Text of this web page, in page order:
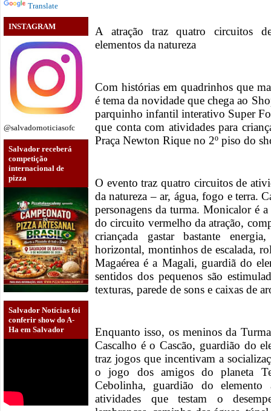
Translate
INSTAGRAM
@salvadornoticiasofc
Salvador receberá
competição
internacional de
pizza
Salvador Notícias foi
conferir show do A-
Ha em Salvador
A atração traz quatro circuitos
elementos da natureza
Com histórias em quadrinhos que
é tema da novidade que chega ao
parquinho infantil interativo Super
que conta com atividades para
Praça Newton Rique no 2º piso do
O evento traz quatro circuitos de
da natureza – ar, água, fogo e terra.
personagens da turma. Monicalor é
do circuito vermelho da atração,
criançada gastar bastante
horizontal, montinhos de escalada,
Magaérea é a Magali, guardiã do
sentidos dos pequenos são
texturas, parede de sons e caixas de
Enquanto isso, os meninos da
Cascalho é o Cascão, guardião do
traz jogos que incentivam a
o jogo dos amigos do planeta
Cebolinha, guardião do
atividades que testam o